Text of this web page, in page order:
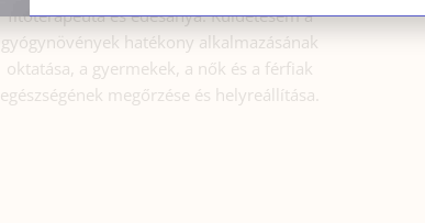
fitoterapeuta és édesanya. Küldetésem a
gyógynövények hatékony alkalmazásának
oktatása, a gyermekek, a nők és a férfiak
egészségének megőrzése és helyreállítása.